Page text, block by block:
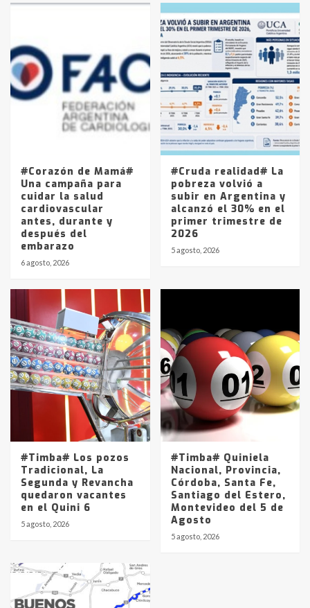
3
en la mañana del lunes
4
Accidente en Ruta 5: falleció un
joven de Trenque Lauquen
Los precios de los combustibles en
La Pampa, desde YPF hasta Axion
entre 857 a 1338 pesos
#Corazón de Mamá#
Una campaña para
cuidar la salud
cardiovascular
antes, durante y
después del
embarazo
6 agosto, 2026
#Cruda realidad# La
pobreza volvió a
subir en Argentina y
alcanzó el 30% en el
primer trimestre de
2026
5 agosto, 2026
#Timba# Los pozos
Tradicional, La
Segunda y Revancha
quedaron vacantes
en el Quini 6
5 agosto, 2026
#Timba# Quiniela
Nacional, Provincia,
Córdoba, Santa Fe,
Santiago del Estero,
Montevideo del 5 de
Agosto
5 agosto, 2026